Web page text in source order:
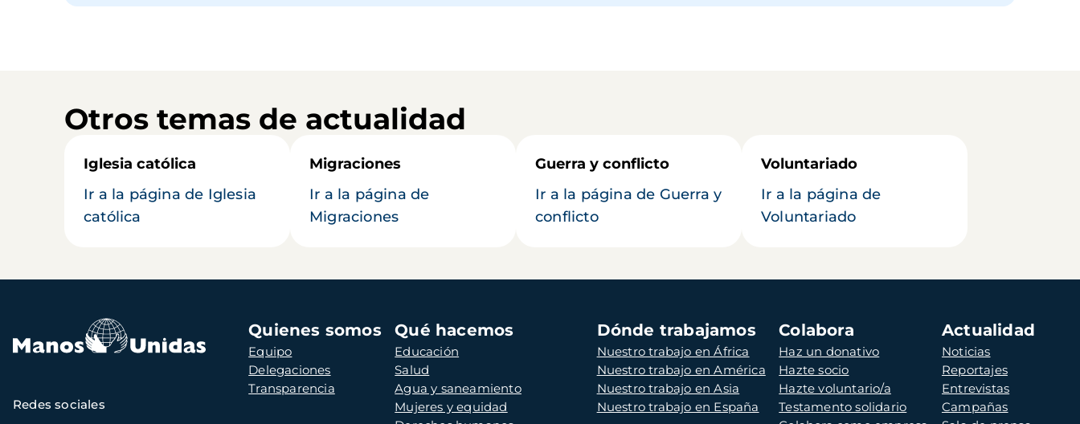
Otros temas de actualidad
Iglesia católica
Ir a la página de Iglesia
católica
Migraciones
Ir a la página de
Migraciones
Guerra y conflicto
Ir a la página de Guerra y
conflicto
Voluntariado
Ir a la página de
Voluntariado
Navegación
principal
Quienes somos
Equipo
Delegaciones
Transparencia
Qué hacemos
Educación
Salud
Agua y saneamiento
Mujeres y equidad
Dónde trabajamos
Nuestro trabajo en África
Nuestro trabajo en América
Nuestro trabajo en Asia
Nuestro trabajo en España
Colabora
Haz un donativo
Hazte socio
Hazte voluntario/a
Testamento solidario
Actualidad
Noticias
Reportajes
Entrevistas
Campañas
Redes sociales